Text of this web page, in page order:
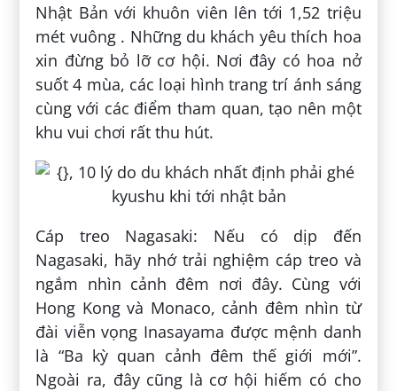
Nhật Bản với khuôn viên lên tới 1,52 triệu
mét vuông . Những du khách yêu thích hoa
xin đừng bỏ lỡ cơ hội. Nơi đây có hoa nở
suốt 4 mùa, các loại hình trang trí ánh sáng
cùng với các điểm tham quan, tạo nên một
khu vui chơi rất thu hút.
Cáp treo Nagasaki: Nếu có dịp đến
Nagasaki, hãy nhớ trải nghiệm cáp treo và
ngắm nhìn cảnh đêm nơi đây. Cùng với
Hong Kong và Monaco, cảnh đêm nhìn từ
đài viễn vọng Inasayama được mệnh danh
là “Ba kỳ quan cảnh đêm thế giới mới”.
Ngoài ra, đây cũng là cơ hội hiếm có cho